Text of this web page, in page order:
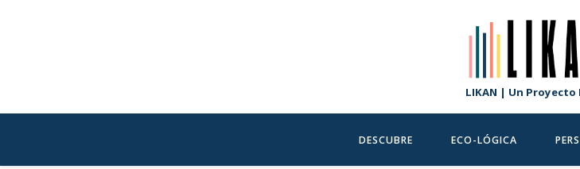
LIKAN | Un Proyecto
DESCUBRE ECO-LÓGICA